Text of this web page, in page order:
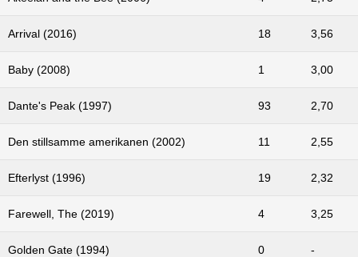
Arrival (2016) 18 3,56
Baby (2008) 1 3,00
Dante's Peak (1997) 93 2,70
Den stillsamme amerikanen (2002) 11 2,55
Efterlyst (1996) 19 2,32
Farewell, The (2019) 4 3,25
Golden Gate (1994) 0 -